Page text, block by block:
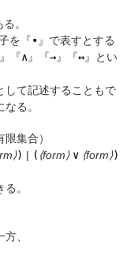
。
を『•』で表すとする
』『∧』『→』『↔』とい
して記述することもで
る。
限集合）
) | ( ⟨form⟩ ∨ ⟨form⟩)
。
、